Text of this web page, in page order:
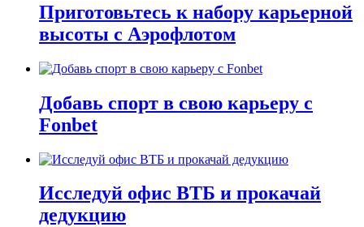
Приготовьтесь к набору карьерной
высоты с Аэрофлотом
Добавь спорт в свою карьеру с
Fonbet
Исследуй офис ВТБ и прокачай
дедукцию